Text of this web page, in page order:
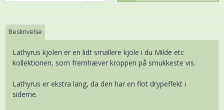
Beskrivelse
Lathyrus kjolen er en lidt smallere kjole i du Milde etc
kollektionen, som fremhæver kroppen på smukkeste vis.
Lathyrus er ekstra lang, da den har en flot drypeffekt i
siderne.